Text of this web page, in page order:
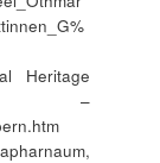
Heritage
–